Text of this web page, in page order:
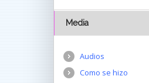
Media
Audios
Como se hizo